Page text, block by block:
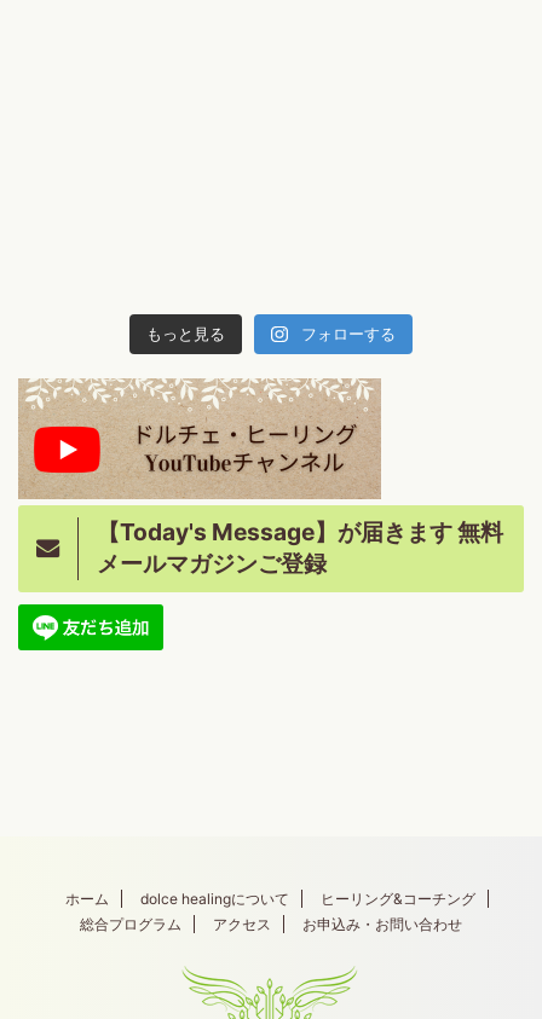
もっと見る フォローする
【Today's Message】が届きます 無料
メールマガジンご登録
ホーム dolce healingについて
ヒーリング&コーチング
総合プログラム
アクセス お申込み・お問い合わせ